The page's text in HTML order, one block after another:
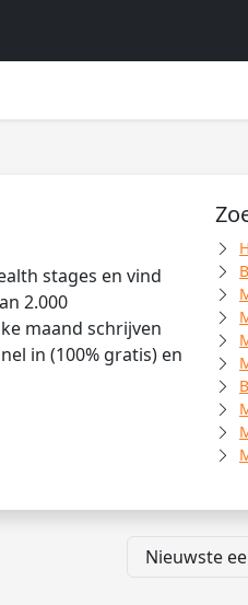
stages en vind
2.000
maand schrijven
in (100% gratis) en